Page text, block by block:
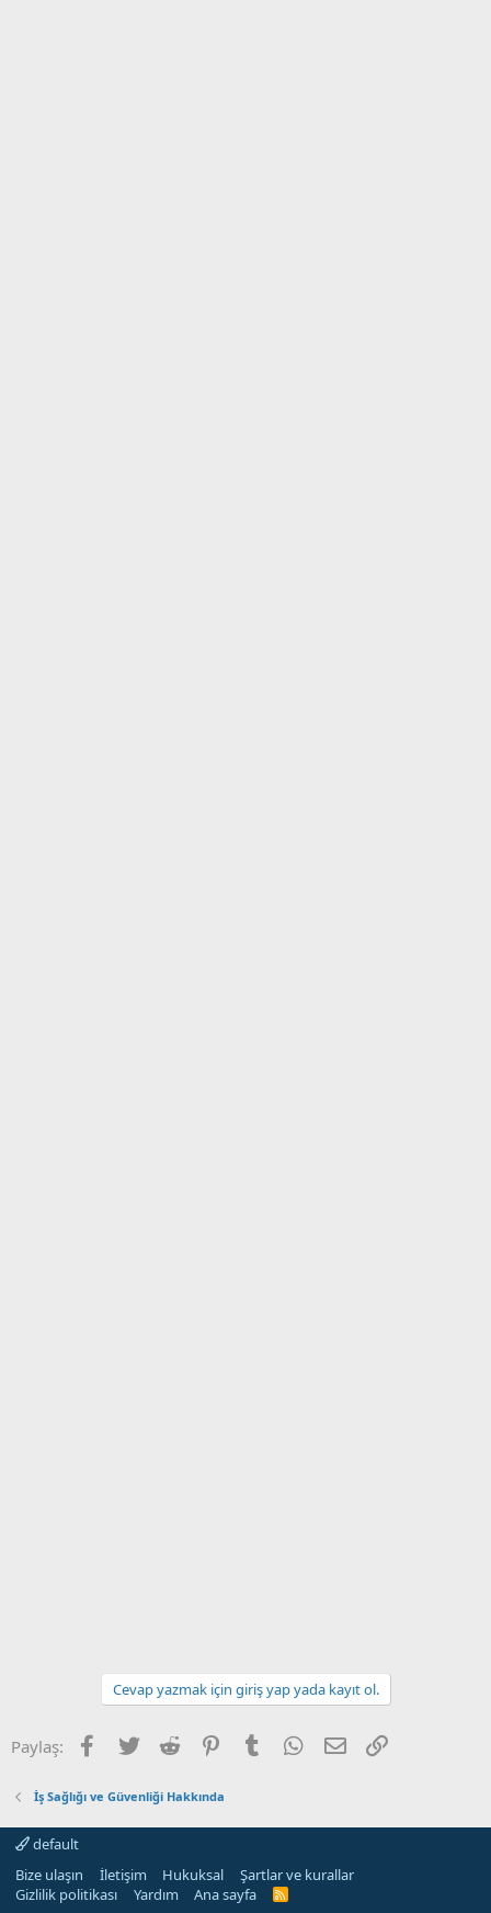
Cevap yazmak için giriş yap yada kayıt ol.
Paylaş: Facebook
Twitter Reddit PinterestTumblr WhatsApp
E-posta
İş Sağlığı ve Güvenliği Hakkında
default
Bize ulaşın
İletişim Hukuksal
Şartlar ve kurallar
Gizlilik politikası
Yardım Ana sayfa
R